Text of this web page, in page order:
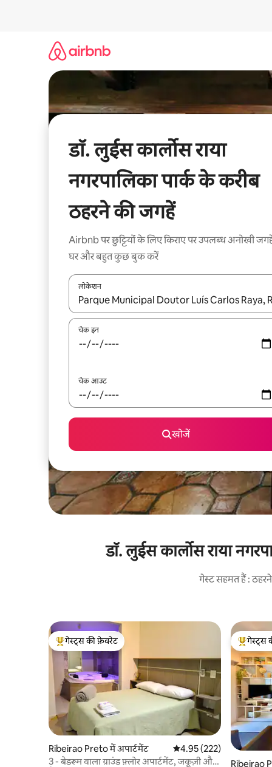
डॉ. लुईस कार्लोस राया
नगरपालिका पार्क के करीब
ठहरने की जगहें
Airbnb पर छुट्टियों के लिए किराए पर उपलब्ध अनोखी
घर और बहुत कुछ बुक करें
लोकेशन
नतीजों के उपलब्ध होने पर, अप और डाउन 'ऐरो की' का
चेक इन
चेक आउट
खोजें
डॉ. लुईस कार्लोस राया
गेस्ट सहमत हैं :
गेस्ट्स का टॉप फ़ेवरेट
गेस्ट्स की फ़ेवरेट
Ribeirao Preto में अपार्टमेंट औसत रेटिंग 5 में से 4.95, 222
4.95 (222)
3 - बेडरूम वाला ग्राउंड फ़्लोर अपार्टमेंट, जकूज़ी और
गेस्ट्स का
गेस्ट्स
Ribeirao